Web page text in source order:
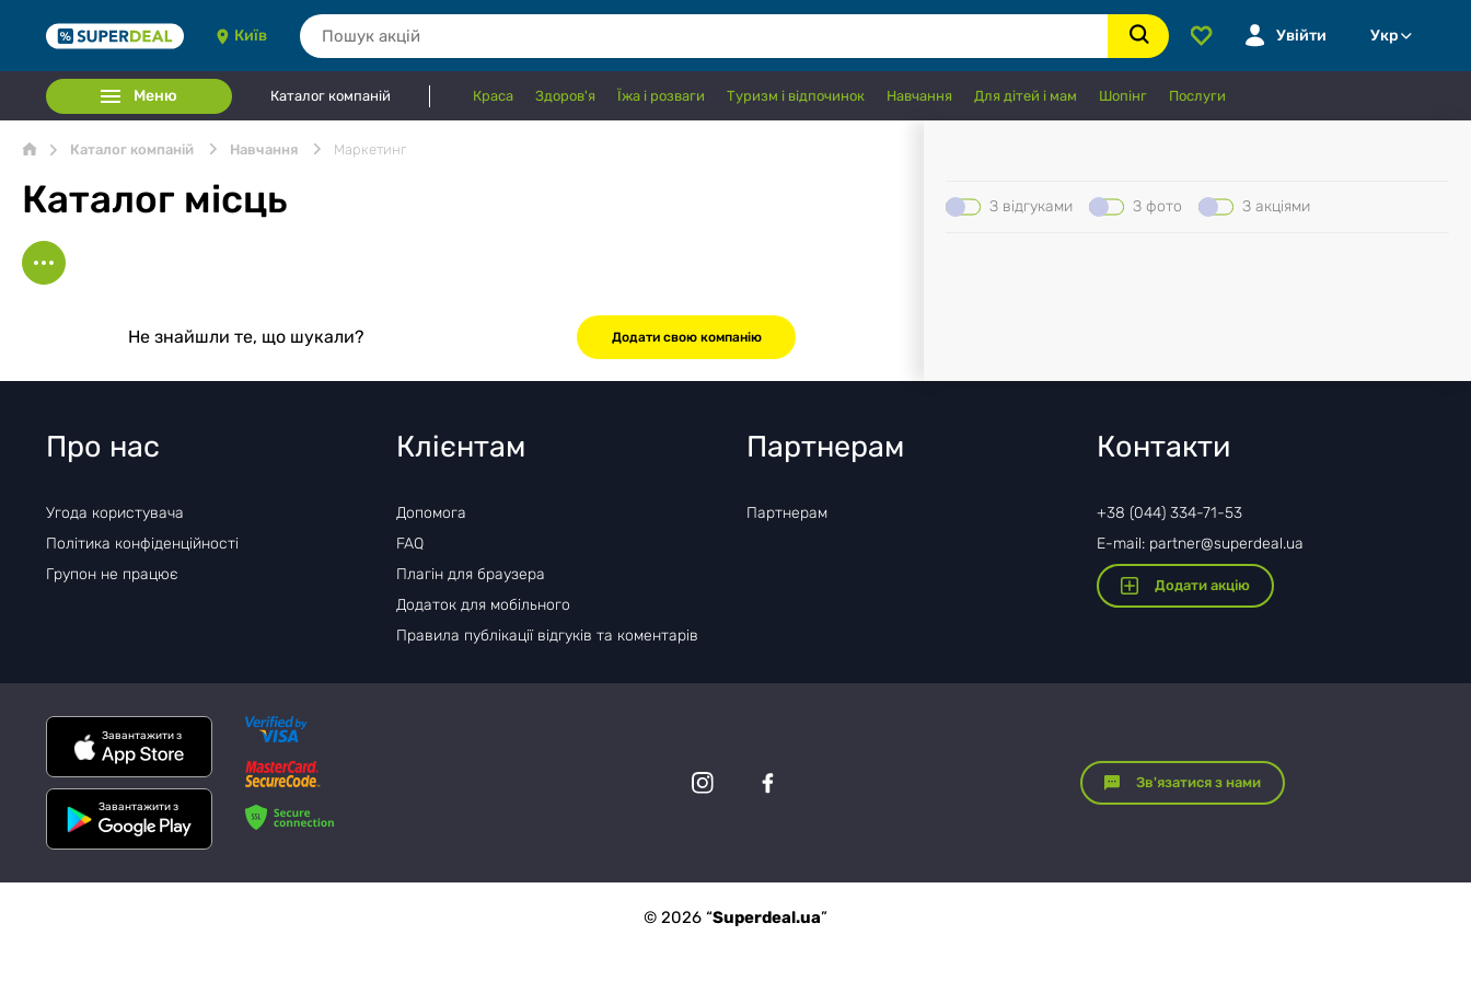
Київ Увійти Укр
Меню Каталог компаній Краса Здоров'я Їжа і розваги Туризм і відпочинок Навчання Для дітей і мам Шопінг Послуги
Каталог компаній Навчання Маркетинг
Каталог місць
Не знайшли те, що шукали? Додати свою компанію
З відгуками З фото З акціями
Про нас
Угода користувача
Політика конфіденційності
Групон не працює
Клієнтам
Допомога
FAQ
Плагін для браузера
Додаток для мобільного
Правила публікації відгуків та коментарів
Партнерам
Партнерам
Контакти
+38 (044) 334-71-53
E-mail: partner@superdeal.ua
Додати акцію
Завантажити з
Завантажити з
Зв'язатися з нами
© 2026 “Superdeal.ua”